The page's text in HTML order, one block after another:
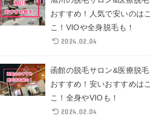
おすすめ！人気で安いのはこ
こ！VIOや全身脱毛も！
2024.02.04
函館の脱毛サロン&医療脱毛
おすすめ！安いおすすめはこ
こ！全身やVIOも！
2024.02.04